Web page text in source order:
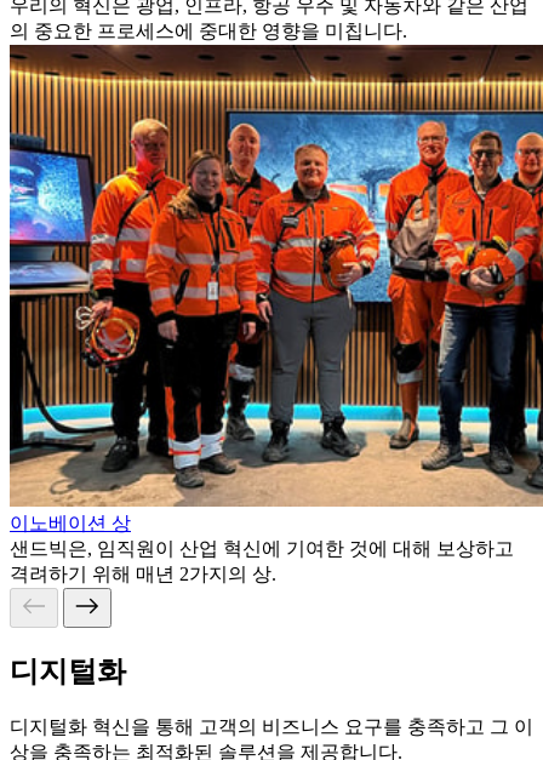
우리의 혁신은 광업, 인프라, 항공 우주 및 자동차와 같은 산업
의 중요한 프로세스에 중대한 영향을 미칩니다.
이노베이션 상
샌드빅은, 임직원이 산업 혁신에 기여한 것에 대해 보상하고
격려하기 위해 매년 2가지의 상.
디지털화
디지털화 혁신을 통해 고객의 비즈니스 요구를 충족하고 그 이
상을 충족하는 최적화된 솔루션을 제공합니다.